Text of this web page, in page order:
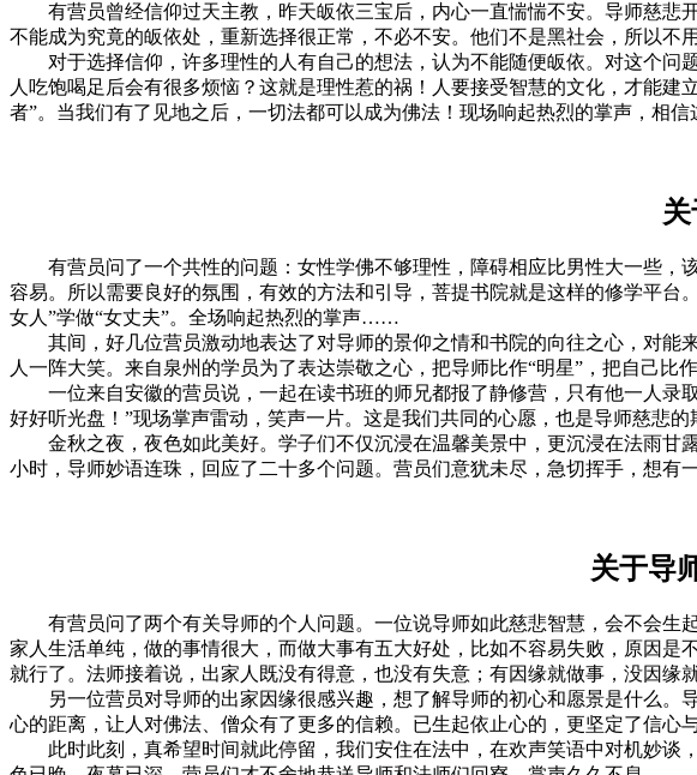
有营员曾经信仰过天主教，昨天皈依三宝后，内心一直惴惴不安。导师慈悲
不能成为究竟的皈依处，重新选择很正常，不必不安。他们不是黑社会，所以不
对于选择信仰，许多理性的人有自己的想法，认为不能随便皈依。对这个问
人吃饱喝足后会有很多烦恼？这就是理性惹的祸！人要接受智慧的文化，才能
者”。当我们有了见地之后，一切法都可以成为佛法！现场响起热烈的掌声，相信
有营员问了一个共性的问题：女性学佛不够理性，障碍相应比男性大一些，
容易。所以需要良好的氛围，有效的方法和引导，菩提书院就是这样的修学平台
女人”学做“女丈夫”。全场响起热烈的掌声……
其间，好几位营员激动地表达了对导师的景仰之情和书院的向往之心，对能
人一阵大笑。来自泉州的学员为了表达崇敬之心，把导师比作“明星”，把自己比
一位来自安徽的营员说，一起在读书班的师兄都报了静修营，只有他一人录
好好听光盘！”现场掌声雷动，笑声一片。这是我们共同的心愿，也是导师慈悲
金秋之夜，夜色如此美好。学子们不仅沉浸在温馨美景中，更沉浸在法雨甘
小时，导师妙语连珠，回应了二十多个问题。营员们意犹未尽，急切挥手，想有
关于导
有营员问了两个有关导师的个人问题。一位说导师如此慈悲智慧，会不会生
家人生活单纯，做的事情很大，而做大事有五大好处，比如不容易失败，原因
就行了。法师接着说，出家人既没有得意，也没有失意；有因缘就做事，没
另一位营员对导师的出家因缘很感兴趣，想了解导师的初心和愿景是什么。
心的距离，让人对佛法、僧众有了更多的信赖。已生起依止心的，更坚定了信心与
此时此刻，真希望时间就此停留，我们安住在法中，在欢声笑语中对机妙谈